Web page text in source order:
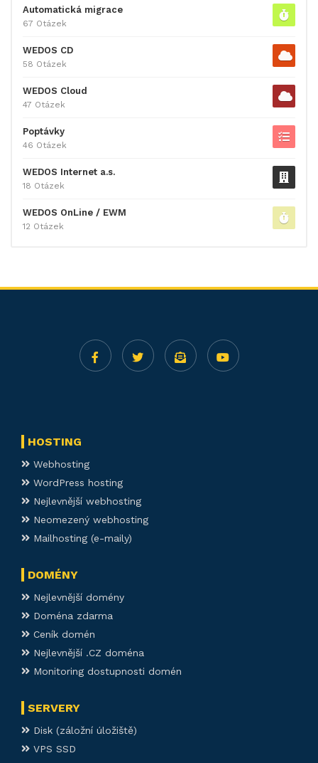
Automatická migrace
67 Otázek
WEDOS CD
58 Otázek
WEDOS Cloud
47 Otázek
Poptávky
46 Otázek
WEDOS Internet a.s.
18 Otázek
WEDOS OnLine / EWM
12 Otázek
HOSTING
Webhosting
WordPress hosting
Nejlevnější webhosting
Neomezený webhosting
Mailhosting (e-maily)
DOMÉNY
Nejlevnější domény
Doména zdarma
Ceník domén
Nejlevnější .CZ doména
Monitoring dostupnosti domén
SERVERY
Disk (záložní úložiště)
VPS SSD